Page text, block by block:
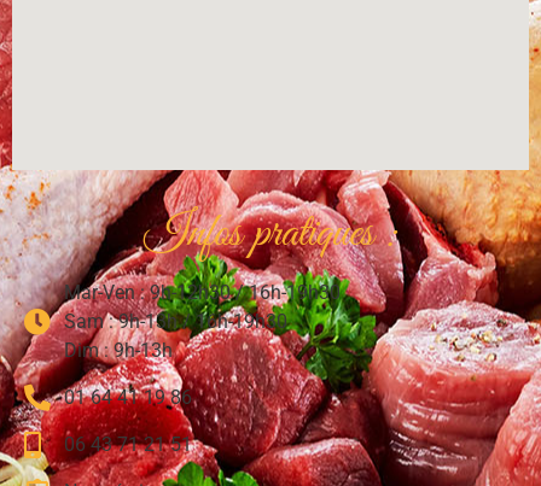
Infos pratiques :
Mar-Ven : 9h-12h30 / 16h-19h30
Sam : 9h-13h / 16h-19h30
Dim : 9h-13h
01 64 41 19 86
06 43 71 21 51